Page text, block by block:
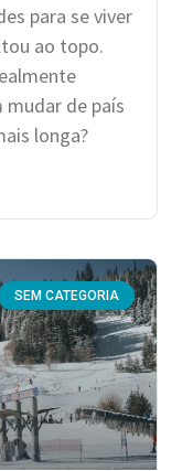
para se viver
ao topo.
mudar de país
longa?
SEM CATEGORIA